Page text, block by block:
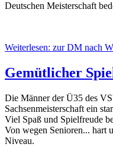
Deutschen Meisterschaft
Weiterlesen: zur DM nach
Gemütlicher
Die Männer der Ü35 des
Sachsenmeisterschaft ein
Viel Spaß und Spielfreude
Von wegen Senioren... hart
Niveau.